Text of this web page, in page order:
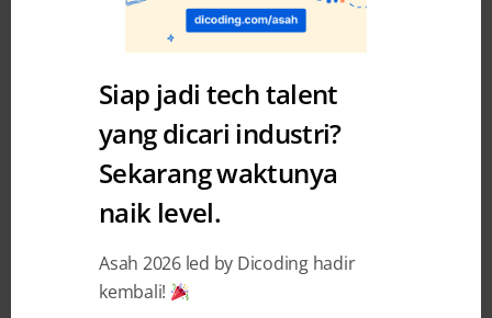
Digital Talent Scholarship
Pengumuman Fasilitator
Terpilih Digital Talent
Scholarship X Google Career
Certificates 2024
Siap jadi tech talent
yang dicari industri?
Sekarang waktunya
naik level.
Asah 2026 led by Dicoding hadir
kembali!